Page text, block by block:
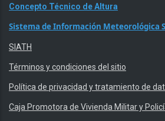
Concepto Técnico de Altura
Sistema de Información Meteorológica
SIATH
Términos y condiciones del sitio
Política de privacidad y tratamiento de
Caja Promotora de Vivienda Militar y